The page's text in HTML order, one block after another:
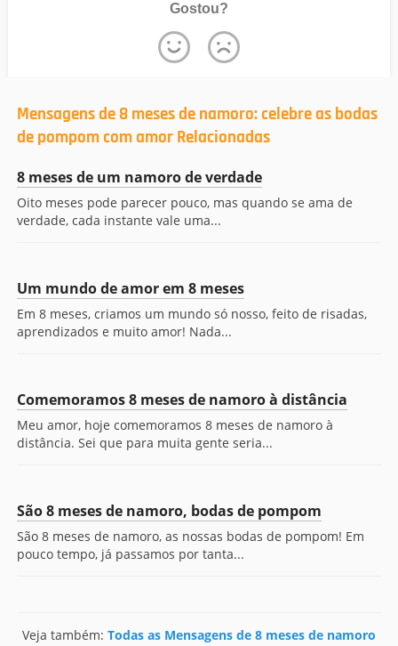
Gostou?
Mensagens de 8 meses de namoro: celebre as bodas
de pompom com amor Relacionadas
8 meses de um namoro de verdade
Oito meses pode parecer pouco, mas quando se ama de
verdade, cada instante vale uma...
Um mundo de amor em 8 meses
Em 8 meses, criamos um mundo só nosso, feito de risadas,
aprendizados e muito amor! Nada...
Comemoramos 8 meses de namoro à distância
Meu amor, hoje comemoramos 8 meses de namoro à
distância. Sei que para muita gente seria...
São 8 meses de namoro, bodas de pompom
São 8 meses de namoro, as nossas bodas de pompom! Em
pouco tempo, já passamos por tanta...
Veja também: Todas as Mensagens de 8 meses de namoro